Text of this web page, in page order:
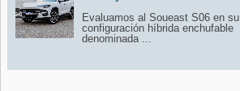
Evaluamos al Soueast S06 en su
configuración híbrida enchufable
denominada ...